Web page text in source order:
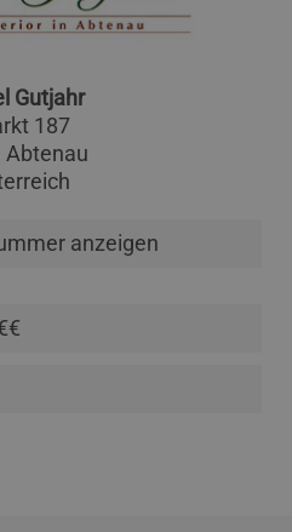
Gutjahr
187
Abtenau
anzeigen